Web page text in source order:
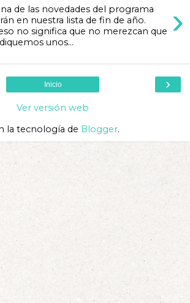
›
de las novedades del programa
en nuestra lista de fin de año.
no significa que no merezcan que
unos...
›
Inicio
Ver versión web
la tecnología de Blogger.